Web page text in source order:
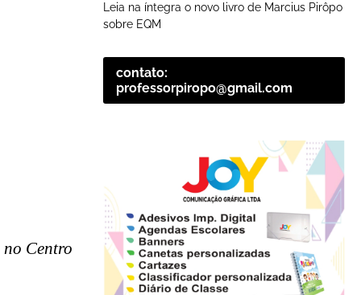
Centro
Leia na íntegra o novo livro de Marcius Pirôpo
sobre EQM
contato:
professorpiropo@gmail.com